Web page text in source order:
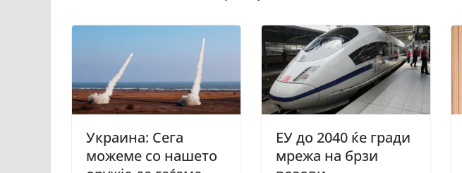
Украина: Сега
можеме со нашето
ЕУ до 2040 ќе гради
мрежа на брзи